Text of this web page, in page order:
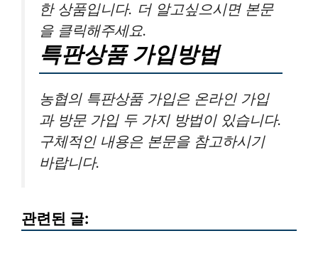
한 상품입니다. 더 알고싶으시면 본문
을 클릭해주세요.
특판상품 가입방법
농협의 특판상품 가입은 온라인 가입
과 방문 가입 두 가지 방법이 있습니다.
구체적인 내용은 본문을 참고하시기
바랍니다.
관련된 글: